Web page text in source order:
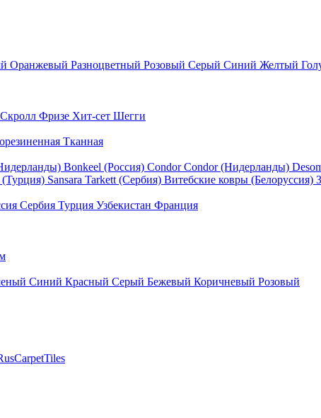
Оранжевый Разноцветный Розовый Серый Синий Желтый
Скролл Фризе Хит-сет Шегги
Тканная
Bonkeel (Россия) Condor Condor (Нидерланды)
(Турция) Sansara Tarkett (Сербия) Витебские ковры (Белоруссия)
Сербия Турция Узбекистан Франция
Синий Красный Серый Бежевый Коричневый Розовый